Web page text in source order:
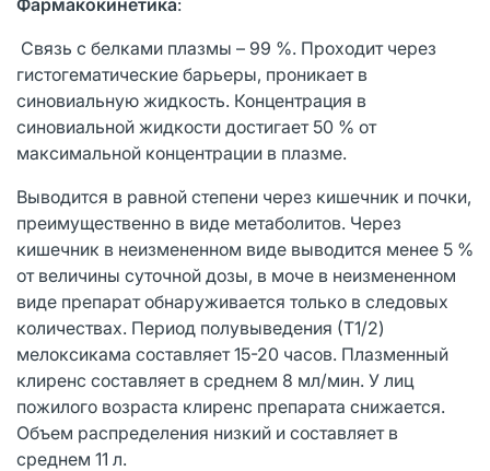
Связь с белками плазмы – 99 %. Проходит через
гистогематические барьеры, проникает в
синовиальную жидкость. Концентрация в
синовиальной жидкости достигает 50 % от
максимальной концентрации в плазме.
Выводится в равной степени через кишечник и почки,
преимущественно в виде метаболитов. Через
кишечник в неизмененном виде выводится менее 5 %
от величины суточной дозы, в моче в неизмененном
виде препарат обнаруживается только в следовых
количествах. Период полувыведения (Т1/2)
мелоксикама составляет 15-20 часов. Плазменный
клиренс составляет в среднем 8 мл/мин. У лиц
пожилого возраста клиренс препарата снижается.
Объем распределения низкий и составляет в
среднем 11 л.